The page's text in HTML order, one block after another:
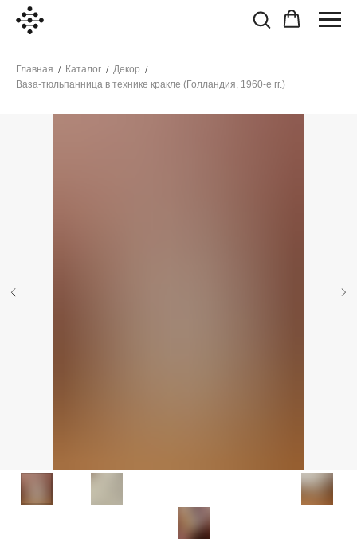
Главная / Каталог / Декор /
Ваза-тюльпанница в технике кракле (Голландия, 1960-е гг.)